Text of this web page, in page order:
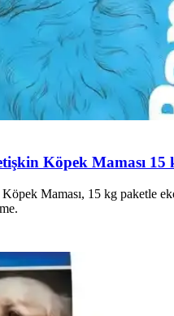
Köpek Maması
Maması, 15 kg paketle